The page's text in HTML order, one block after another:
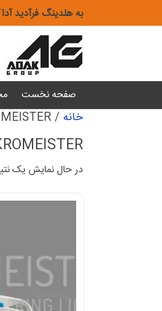
to
به هلدینگ فرآدید
صفحه نخست
خانه / MIKROMEISTER
در حال نمایش یک